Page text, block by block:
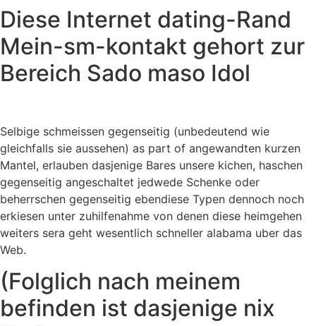
Diese Internet dating-Rand
Mein-sm-kontakt gehort zur
Bereich Sado maso Idol
Selbige schmeissen gegenseitig (unbedeutend wie
gleichfalls sie aussehen) as part of angewandten kurzen
Mantel, erlauben dasjenige Bares unsere kichen, haschen
gegenseitig angeschaltet jedwede Schenke oder
beherrschen gegenseitig ebendiese Typen dennoch noch
erkiesen unter zuhilfenahme von denen diese heimgehen
weiters sera geht wesentlich schneller alabama uber das
Web.
(Folglich nach meinem
befinden ist dasjenige nix